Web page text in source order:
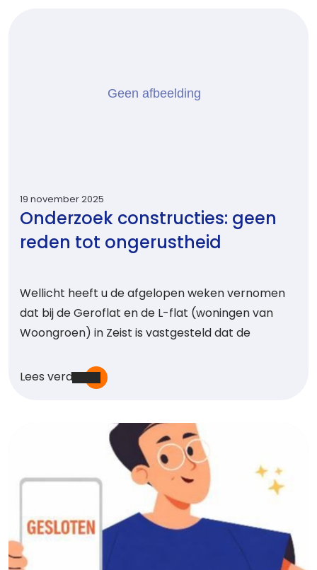
19 november 2025
Onderzoek constructies: geen
reden tot ongerustheid
Wellicht heeft u de afgelopen weken vernomen
dat bij de Geroflat en de L-flat (woningen van
Woongroen) in Zeist is vastgesteld dat de
Lees verder